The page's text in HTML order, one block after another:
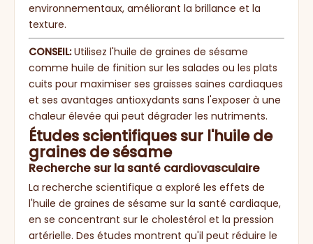
environnementaux, améliorant la brillance et la
texture.
CONSEIL:Utilisez l'huile de graines de sésame
comme huile de finition sur les salades ou les plats
cuits pour maximiser ses graisses saines cardiaques
et ses avantages antioxydants sans l'exposer à une
chaleur élevée qui peut dégrader les nutriments.
Études scientifiques sur l'huile de
graines de sésame
Recherche sur la santé cardiovasculaire
La recherche scientifique a exploré les effets de
l'huile de graines de sésame sur la santé cardiaque,
en se concentrant sur le cholestérol et la pression
artérielle. Des études montrent qu'il peut réduire le